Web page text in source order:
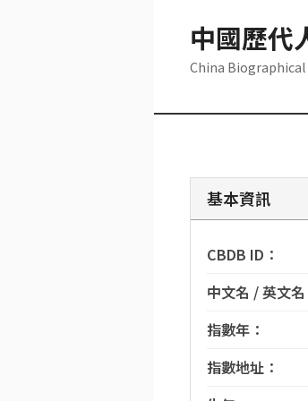
中國歷代
China
基本資訊
CBDB ID：
中文名 / 英文名
指數年：
指數地址：